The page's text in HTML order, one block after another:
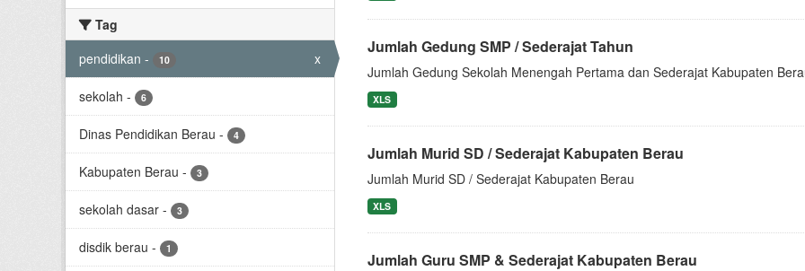
Tag
pendidikan - 10 x
sekolah - 6
Dinas Pendidikan Berau - 4
Kabupaten Berau - 3
sekolah dasar - 3
disdik berau - 1
Jumlah Gedung SMP / Sederajat Tahun
Jumlah Gedung Sekolah Menengah Pertama dan Sederajat Kabupaten
XLS
Jumlah Murid SD / Sederajat Kabupaten Berau
Jumlah Murid SD / Sederajat Kabupaten Berau
XLS
Jumlah Guru SMP & Sederajat Kabupaten Berau